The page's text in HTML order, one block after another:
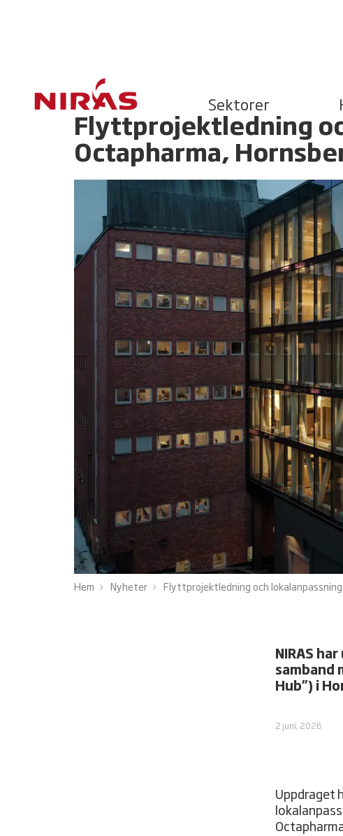
Sektorer
Flyttprojektledning
Octapharma,
Hem Nyheter Flyttprojektledning och
NIRAS
samband
Hub”) i
2 juni, 2026
Uppdraget